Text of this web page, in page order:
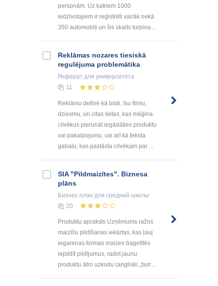
personām. Uz katriem 1000
iedzīvotajiem ir reģistrēti vairāk nekā
350 automobiļi un šis skaits turpina ...
Reklāmas nozares tiesiskā
regulējuma problemātika
Реферат для университета
11
Reklāmu definē kā bildi, īsu filmu,
dziesmu, un citas lietas, kas mēģina
cilvēkus pierunāt iegādāties produktu
vai pakalpojumu, vai arī kā teksta
gabalu, kas pastāsta cilvēkam par ...
SIA "Pildmaizītes". Biznesa
plāns
Бизнес план для средней школы
20
Produktu apraksts Uzņēmums ražos
maizīšu pildīšanas iekārtas, kas ļauj
iegarenas formas maizes bagetītēs
iepildīt pildījumus, radot jaunu
produktu ātro uzkodu (angliski „fast ...